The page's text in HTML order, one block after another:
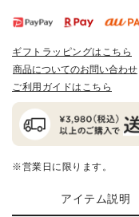
ギフトラッピングはこちら
商品についてのお問い合わせ
ご利用ガイドはこちら
※営業日に限ります。
アイテム説明